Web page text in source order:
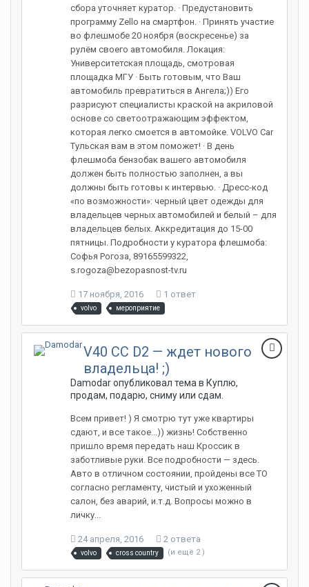
сбора уточняет куратор. · Предустановить
программу Zello на смартфон. · Принять участие
во флешмобе 20 ноября (воскресенье) за
рулём своего автомобиля. Локация:
Университетская площадь, смотровая
площадка МГУ · Быть готовым, что Ваш
автомобиль превратиться в Ангела;)) Его
разрисуют специалисты краской на акриловой
основе со светоотражающим эффектом,
которая легко смоется в автомойке. VOLVO Car
Тульская вам в этом поможет! · В день
флешмоба бензобак вашего автомобиля
должен быть полностью заполнен, а вы
должны быть готовы к интервью. · Дресс-код
«по возможности»: черный цвет одежды для
владельцев черных автомобилей и белый – для
владельцев белых. Аккредитация до 15-00
пятницы. Подробности у куратора флешмоба:
Софья Рогоза, 89165599322,
s.rogoza@bezopasnost-tv.ru
17 ноября, 2016 1 ответ
volvo мероприятие
V40 CC D2 — ждет нового
владельца! ;)
Damodar опубликовал тема в Куплю,
продам, подарю, сниму или сдам.
Всем привет! ) Я смотрю тут уже квартиры
сдают, и все такое...)) жизнь! Собственно
пришло время передать наш Кроссик в
заботливые руки. Все подробности — здесь.
Авто в отличном состоянии, пройдены все ТО
согласно регламенту, чистый и ухоженный
салон, без аварий, и.т.д. Вопросы можно в
личку...
24 апреля, 2016 2 ответа
volvo cross country (и ещё 2 )